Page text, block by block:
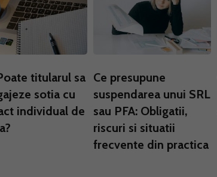
titularul sa
sotia cu
individual de
Ce presupune
suspendarea unui SRL
sau PFA: Obligatii,
riscuri si situatii
frecvente din practica